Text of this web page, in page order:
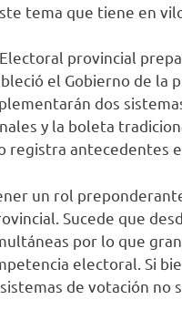
tema que tiene en vilo
provincial
el Gobierno de la
dos
y la boleta
registra antecedentes
un rol
Sucede que
por lo que
electoral. Si
de votación no